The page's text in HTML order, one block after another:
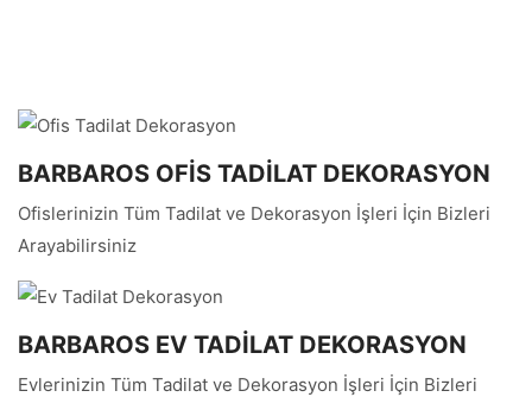
BARBAROS OFİS TADİLAT DEKORASYON
Ofislerinizin Tüm Tadilat ve Dekorasyon İşleri İçin Bizleri
Arayabilirsiniz
BARBAROS EV TADİLAT DEKORASYON
Evlerinizin Tüm Tadilat ve Dekorasyon İşleri İçin Bizleri